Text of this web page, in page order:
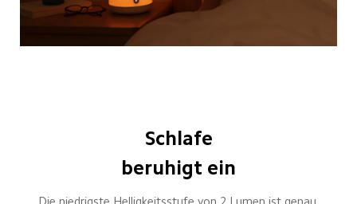
Schlafe
beruhigt ein
Die niedrigste Helligkeitsstufe von 2 Lumen ist genau